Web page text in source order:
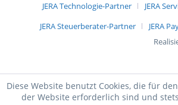
JERA Technologie-Partner
JERA
JERA Steuerberater-Partner
JERA
Diese Website benutzt Cookies, die für
der Website erforderlich sind und